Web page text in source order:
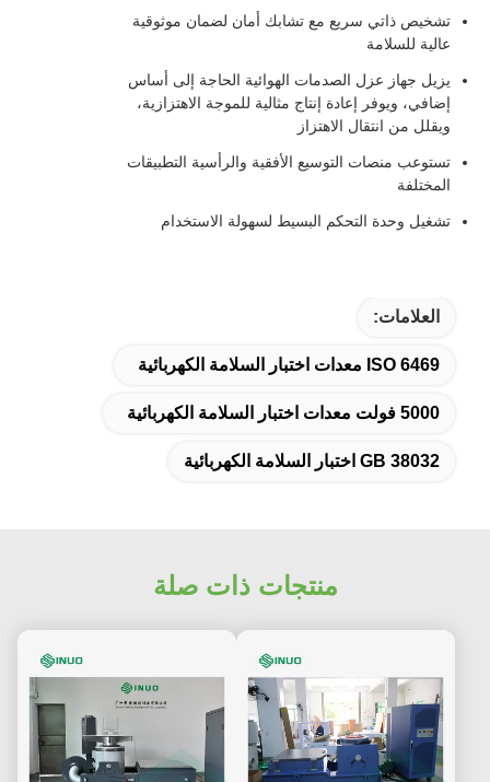
تشخيص ذاتي سريع مع تشابك أمان لضمان موثوقية
عالية للسلامة
يزيل جهاز عزل الصدمات الهوائية الحاجة إلى أساس
إضافي، ويوفر إعادة إنتاج مثالية للموجة الاهتزازية،
ويقلل من انتقال الاهتزاز
تستوعب منصات التوسيع الأفقية والرأسية التطبيقات
المختلفة
تشغيل وحدة التحكم البسيط لسهولة الاستخدام
العلامات:
ISO 6469 معدات اختبار السلامة الكهربائية
5000 فولت معدات اختبار السلامة الكهربائية
GB 38032 اختبار السلامة الكهربائية
منتجات ذات صلة